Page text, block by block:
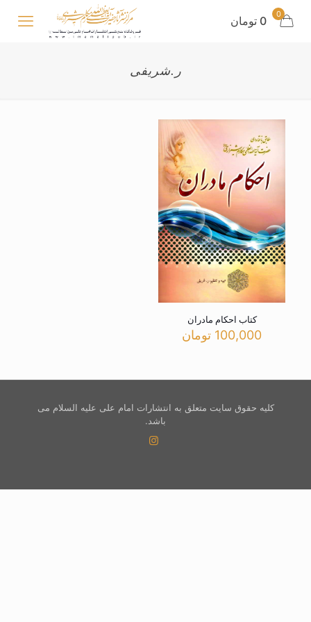
0 0 تومان
ر.شریفی
کتاب احکام مادران
100,000 تومان
کلیه حقوق سایت متعلق به انتشارات امام علی علیه السلام می
باشد.